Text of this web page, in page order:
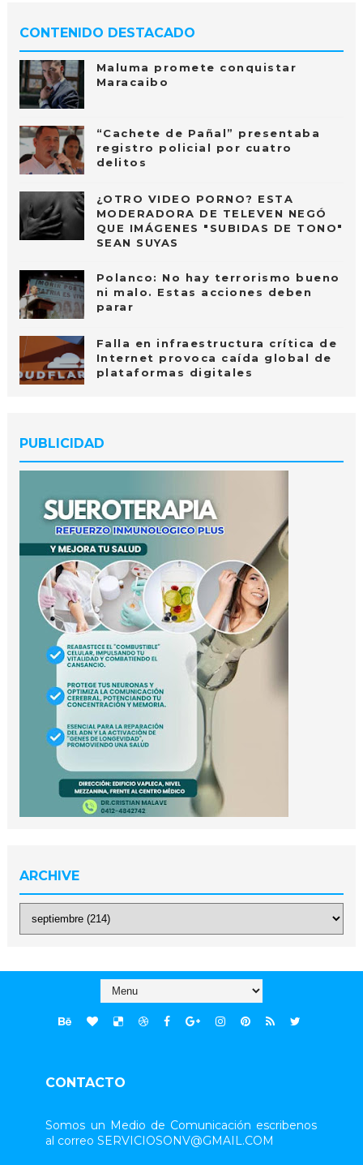
CONTENIDO DESTACADO
Maluma promete conquistar
Maracaibo
“Cachete de Pañal” presentaba
registro policial por cuatro
delitos
¿OTRO VIDEO PORNO? ESTA
MODERADORA DE TELEVEN NEGÓ
QUE IMÁGENES "SUBIDAS DE TONO"
SEAN SUYAS
Polanco: No hay terrorismo bueno
ni malo. Estas acciones deben
parar
Falla en infraestructura crítica de
Internet provoca caída global de
plataformas digitales
PUBLICIDAD
ARCHIVE
CONTACTO
Somos un Medio de Comunicación escribenos
al correo SERVICIOSONV@GMAIL.COM